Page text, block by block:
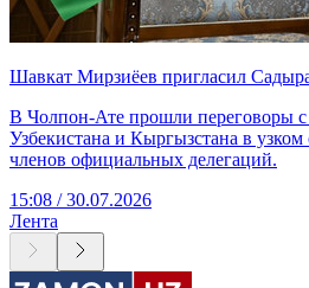
Шавкат Мирзиёев пригласил
В Чолпон-Ате прошли переговоры с
Узбекистана и Кыргызстана в узком
членов официальных делегаций.
15:08 / 30.07.2026
Лента